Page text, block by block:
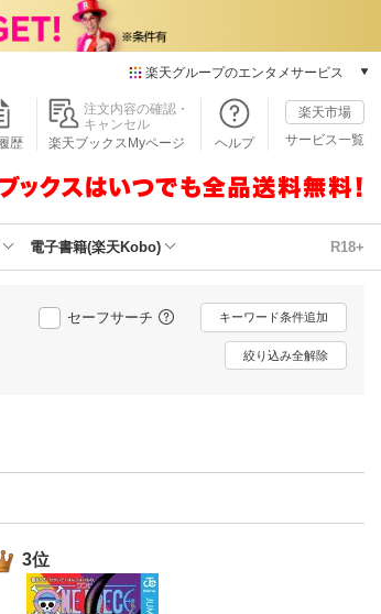
楽天グループのエンタメサービス
本/ゲーム/CD/DVD
楽天ブックス
楽天Kobo
動画配信
楽天TV
動画配信ガイド
チケット
エンタメニュース
歴
注文内容の確認・
キャンセル
楽天ブックスMyページ
ヘルプ
楽天市場
サービス一覧
電子書籍(楽天Kobo) R18+
セーフサーチ キーワード条件追加
絞り込み全解除
3位